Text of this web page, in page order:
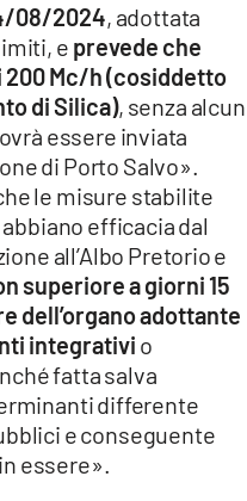
08/2024, adottata
e prevede che
Mc/h (cosiddetto
di Silica), senza alcun
essere inviata
di Porto Salvo».
le misure stabilite
efficacia dal
all’Albo Pretorio e
superiore a giorni 15
dell’organo adottante
integrativi o
fatta salva
differente
e conseguente
essere».